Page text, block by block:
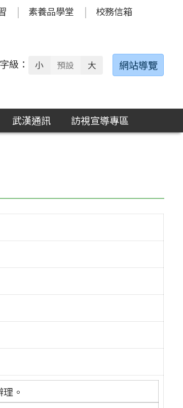
素養品學堂 校務信箱
字級： 小 預設 大 網站導覽
武漢通訊
訪視宣導專區
。